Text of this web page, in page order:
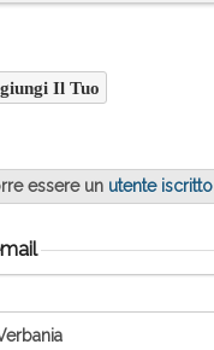
Il Tuo
essere un utente iscritto